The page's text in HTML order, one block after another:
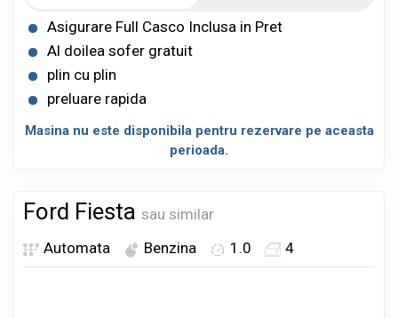
Asigurare Full Casco Inclusa in Pret
Al doilea sofer gratuit
plin cu plin
preluare rapida
Masina nu este disponibila pentru rezervare pe aceasta
perioada.
Ford Fiesta sau similar
Automata
Benzina 1.0 4